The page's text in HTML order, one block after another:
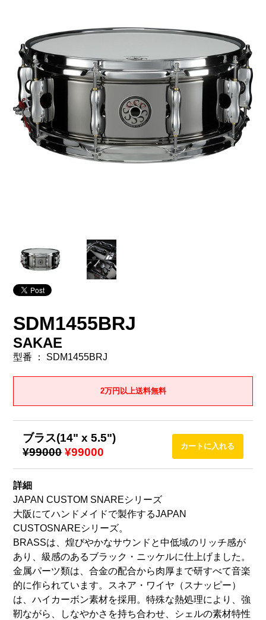
SDM1455BRJ
SAKAE
型番 ： SDM1455BRJ
2万円以上送料無料
ブラス(14" x 5.5")
¥99000 ¥99000
詳細
JAPAN CUSTOM SNAREシリーズ
大阪にてハンドメイドで製作するJAPAN
CUSTOSNAREシリーズ。
BRASSは、煌びやかなサウンドと中低域のリッチ感が
あり、級感のあるブラック・ニッケルに仕上げました。
金属パーツ類は、合金の配合から肉厚まで研すべて音楽
的に作られています。スネア・ワイヤ（スナッピー）
は、ハイカーボン素材を採用。特殊な熱処理により、強
靭ながら、しなやかさを持ち合わせ、シェルの素材特性